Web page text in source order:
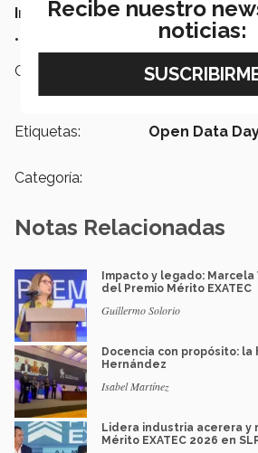
Innovación y Sociedad”; y
• Actividad
“Hack night”.
Campus:
Etiquetas: Open Data
Categoría:
Notas Relacionadas
Impacto y legado: Marcela
del Premio Mérito EXATEC
Guillermo Solorio
Docencia con propósito:
Hernández
Isabel Martínez
Lidera industria acerera y
Mérito EXATEC 2026 en
Recibe nuestro
noticias: